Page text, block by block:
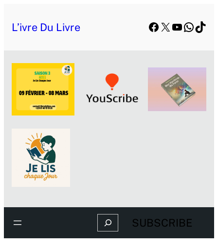
L’ivre Du Livre Facebook
X YouTube
Search SUBSCRIBE